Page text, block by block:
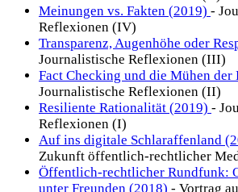
Meinungen vs. Fakten (2019) -
Reflexionen (IV)
Transparenz, Augenhöhe oder
Journalistische Reflexionen (III)
Fact Checking und die Mühen der
Journalistische Reflexionen (II)
Resiliente Rationalität (2019) -
Reflexionen (I)
Auf ins digitale Schlaraffenland
Zukunft öffentlich-rechtlicher
Öffentlich-rechtlicher Rundfunk:
unter Freunden (2018) - Vortrag